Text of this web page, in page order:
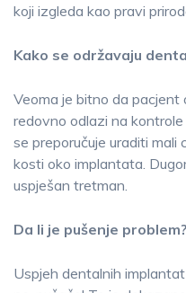
koji izgleda kao pravi
Kako se održavaju
Veoma je bitno da pacjent
redovno odlazi na
se preporučuje uraditi mali
kosti oko implantata.
uspješan tretman.
Da li je pušenje problem?
Uspjeh dentalnih